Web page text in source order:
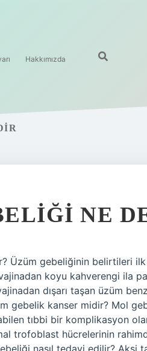
Hakkımızda
NE
Üzüm gebeliğinin belirtileri
koyu kahverengi ila
dışarı taşan üzüm
gebelik kanser midir? Mol
tıbbi bir komplikasyon
trofoblast hücrelerinin
nasıl tedavi edilir? Aksi